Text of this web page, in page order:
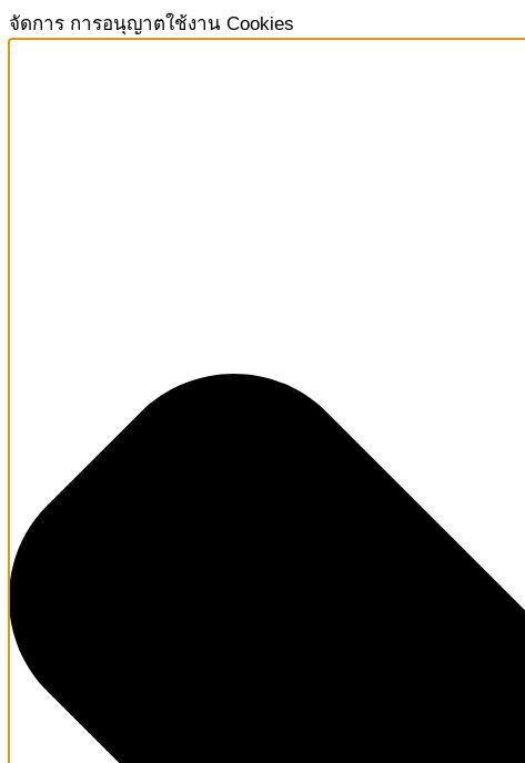
จัดการ การอนุญาตใช้งาน Cookies